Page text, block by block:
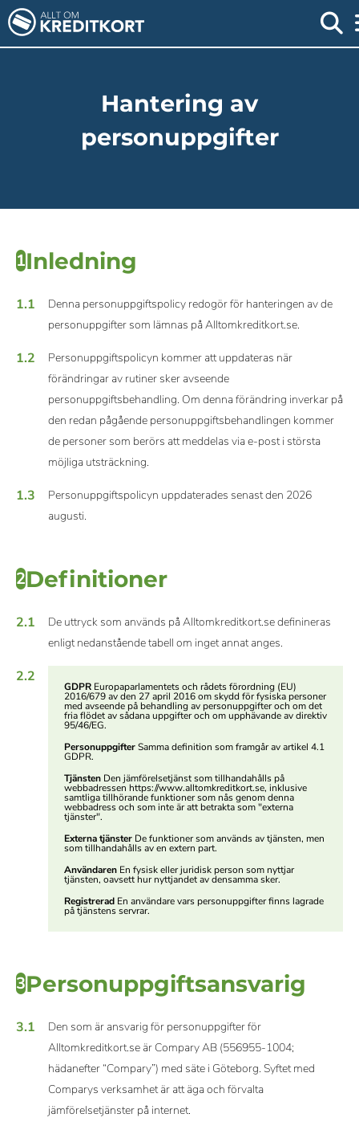
Hantering av
personuppgifter
1Inledning
1.1
Denna personuppgiftspolicy redogör för hanteringen av de
personuppgifter som lämnas på Alltomkreditkort.se.
1.2
Personuppgiftspolicyn kommer att uppdateras när
förändringar av rutiner sker avseende
personuppgiftsbehandling. Om denna förändring inverkar på
den redan pågående personuppgiftsbehandlingen kommer
de personer som berörs att meddelas via e-post i största
möjliga utsträckning.
1.3
Personuppgiftspolicyn uppdaterades senast den 2026
augusti.
2Definitioner
2.1
De uttryck som används på Alltomkreditkort.se definineras
enligt nedanstående tabell om inget annat anges.
2.2
GDPR Europaparlamentets och rådets förordning (EU)
2016/679 av den 27 april 2016 om skydd för fysiska personer
med avseende på behandling av personuppgifter och om det
fria flödet av sådana uppgifter och om upphävande av direktiv
95/46/EG.
PersonuppgifterSamma definition som framgår av artikel 4.1
GDPR.
Tjänsten Den jämförelsetjänst som tillhandahålls på
webbadressen https://www.alltomkreditkort.se, inklusive
samtliga tillhörande funktioner som nås genom denna
webbadress och som inte är att betrakta som "externa
tjänster".
Externa tjänster De funktioner som används av tjänsten, men
som tillhandahålls av en extern part.
Användaren En fysisk eller juridisk person som nyttjar
tjänsten, oavsett hur nyttjandet av densamma sker.
Registrerad En användare vars personuppgifter finns lagrade
på tjänstens servrar.
3Personuppgiftsansvarig
3.1
Den som är ansvarig för personuppgifter för
Alltomkreditkort.se är Compary AB (556955-1004;
hädanefter “Compary”) med säte i Göteborg. Syftet med
Comparys verksamhet är att äga och förvalta
jämförelsetjänster på internet.